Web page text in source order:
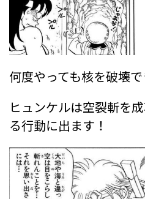
何度やっても核を破壊
ヒュンケルは空裂斬を
る行動に出ます！